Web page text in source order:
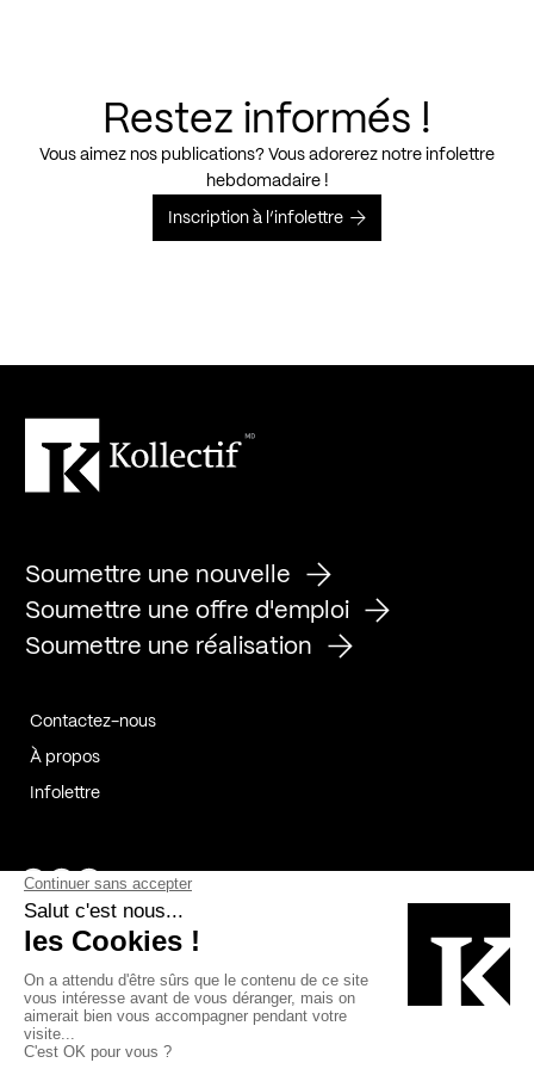
Restez informés !
Vous aimez nos publications? Vous adorerez notre infolettre
hebdomadaire !
Inscription à l’infolettre
Soumettre une nouvelle
Soumettre une offre d'emploi
Soumettre une réalisation
Contactez-nous
À propos
Infolettre
Page Facebook de Kollectif
Page Instagram de Kollectif
Page Linkedin de Kollectif
Bâtiment-Durable-Québec-1
Esquisses-1